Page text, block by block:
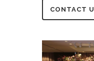
CONTACT